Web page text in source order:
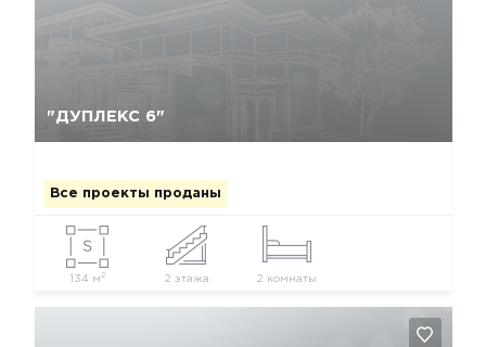
"ДУПЛЕКС 6"
Все проекты проданы
134 м 2 2 этажа 2 комнаты